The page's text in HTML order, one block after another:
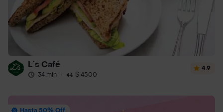
L´s Café
34 min · $ 4500
4.9